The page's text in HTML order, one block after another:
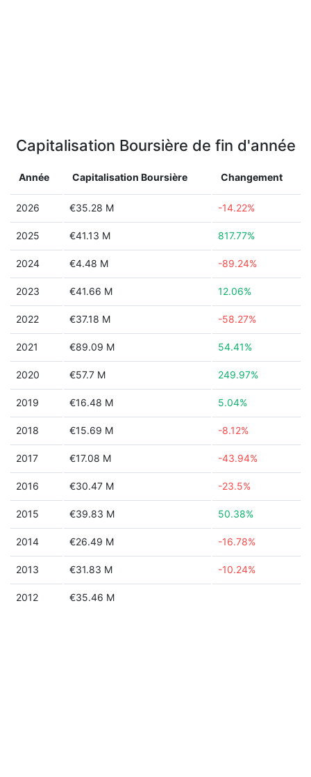
Capitalisation Boursière de fin d'année
Année Capitalisation Boursière Changement
2026 €35.28 M -14.22%
2025 €41.13 M 817.77%
2024 €4.48 M -89.24%
2023 €41.66 M 12.06%
2022 €37.18 M -58.27%
2021 €89.09 M 54.41%
2020 €57.7 M 249.97%
2019 €16.48 M 5.04%
2018 €15.69 M -8.12%
2017 €17.08 M -43.94%
2016 €30.47 M -23.5%
2015 €39.83 M 50.38%
2014 €26.49 M -16.78%
2013 €31.83 M -10.24%
2012 €35.46 M